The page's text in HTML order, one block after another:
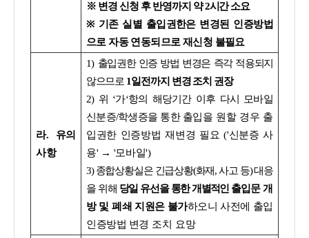
※ 변경 신청 후 반영까지 약 2시간 소요
※ 기존 실별 출입권한은 변경된 인증방법
으로 자동 연동되므로 재신청 불필요
라. 유의
사항
1) 출입권한 인증 방법 변경은 즉각 적용되지
않으므로 1일전까지 변경 조치 권장
2) 위 ‘가‘항의 해당기간 이후 다시 모바일
신분증/학생증을 통한 출입을 원할 경우 출
입권한 인증방법 재변경 필요 ('신분증 사
용' → '모바일')
3) 종합상황실은 긴급상황(화재, 사고 등) 대응
을 위해 당일 유선을 통한개별적인 출입문 개
방 및 폐쇄 지원은 불가하오니 사전에 출입
인증방법 변경 조치 요망